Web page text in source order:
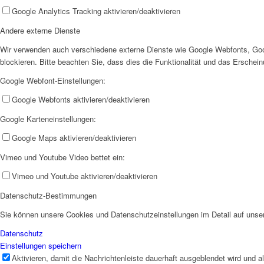
Google Analytics Tracking aktivieren/deaktivieren
Andere externe Dienste
Wir verwenden auch verschiedene externe Dienste wie Google Webfonts,
blockieren. Bitte beachten Sie, dass dies die Funktionalität und das
Google Webfont-Einstellungen:
Google Webfonts aktivieren/deaktivieren
Google Karteneinstellungen:
Google Maps aktivieren/deaktivieren
Vimeo und Youtube Video bettet ein:
Vimeo und Youtube aktivieren/deaktivieren
Datenschutz-Bestimmungen
Sie können unsere Cookies und Datenschutzeinstellungen im Detail auf
Datenschutz
Einstellungen speichern
Aktivieren, damit die Nachrichtenleiste dauerhaft ausgeblendet wird und